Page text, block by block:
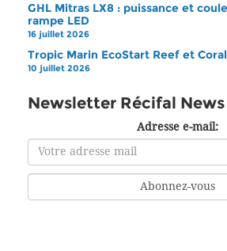
GHL Mitras LX8 : puissance et
rampe LED
16 juillet 2026
Tropic Marin EcoStart Reef et
10 juillet 2026
Newsletter Récifal News
Adresse e-mail: